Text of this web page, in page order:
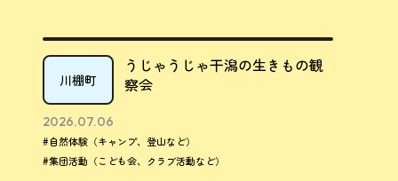
川棚町
うじゃうじゃ干潟の生きもの観
察会
2026.07.06
#自然体験（キャンプ、登山など）
#集団活動（こども会、クラブ活動など）